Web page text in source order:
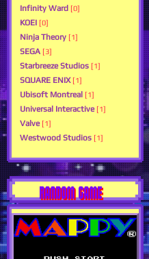
Infinity Ward [0]
KOEI [0]
Ninja Theory [1]
SEGA [3]
Starbreeze Studios [1]
SQUARE ENIX [1]
Ubisoft Montreal [1]
Universal Interactive [1]
Valve [1]
Westwood Studios [1]
RANDOM GAME